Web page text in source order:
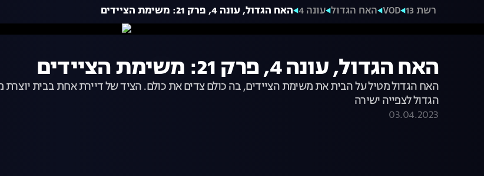
רשת 13 VOD האח הגדול עונה 4 האח הגדול, עונה 4, פרק 21: משימת הציידים
האח הגדול, עונה 4, פרק 21: משימת הציידים
האח הגדול מטיל על הבית את משימת הציידים, בה כולם צדים את כולם. הציד של דיירת אחת בבית
הגדול לצפייה ישירה
03.04.2023